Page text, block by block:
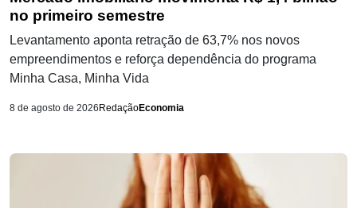
no primeiro semestre
Levantamento aponta retração de 63,7% nos novos
empreendimentos e reforça dependência do programa
Minha Casa, Minha Vida
8 de agosto de 2026 RedaçãoEconomia